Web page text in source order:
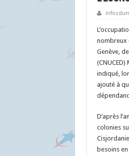
nombreux
Genève,
indiqué,
ajouté à
D’après
colonies
besoins